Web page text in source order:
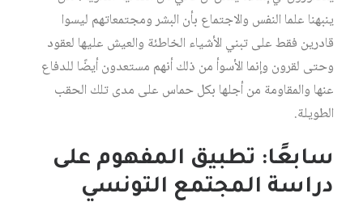
ينبهنا علما النفس والاجتماع بأن البشر ومجتمعاتهم ليسوا
قادرين فقط على تبني الأشياء الخاطئة والعيش عليها لعقود
وحتى لقرون وإنما الأسوأ من ذلك أنهم مستعدون أيضًا للدفاع
عنها والمقاومة من أجلها بكل حماس على مدى تلك الحقب
الطويلة.
سابعًا: تطبيق المفهوم على
دراسة المجتمع التونسي